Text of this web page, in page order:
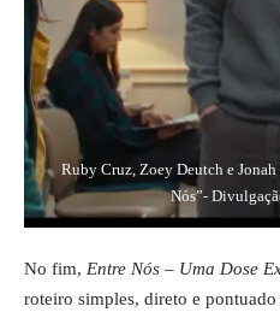
Ruby Cruz, Zoey Deutch e
Nós”-
No fim, Entre Nós – Uma Dose
roteiro simples, direto e